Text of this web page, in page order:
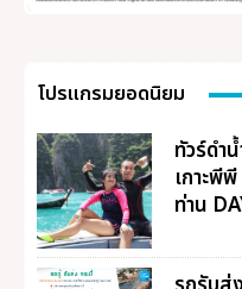
โปรแกรมยอดนิยม
ทัวร์ดำ
เกาะพี
ท่าน